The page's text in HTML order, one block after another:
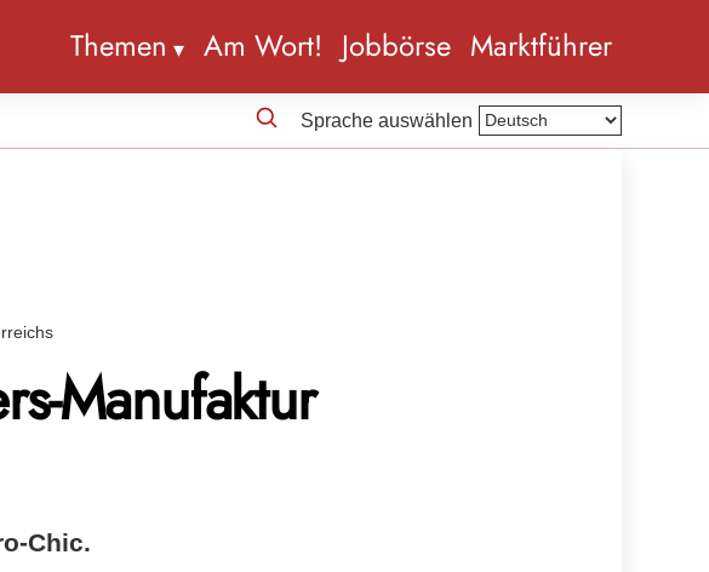
Themen Am Wort! Jobbörse Marktführer
Sprache auswählen
Manufaktur
Chic.